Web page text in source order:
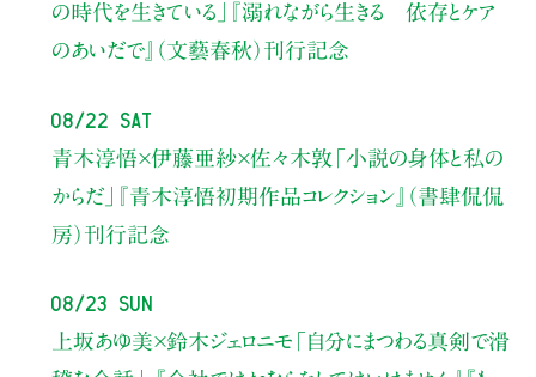
の時代を生きている」
『溺れながら生きる 依存とケア
のあいだで』（文藝春秋）刊行記念
08/22 Sat
青木淳悟×伊藤亜紗×佐々木敦 「小説の身体と私の
からだ」
『青木淳悟初期作品コレクション』（書肆侃侃
房）刊行記念
08/23 Sun
上坂あゆ美×鈴木ジェロニモ 「自分にまつわる真剣で滑